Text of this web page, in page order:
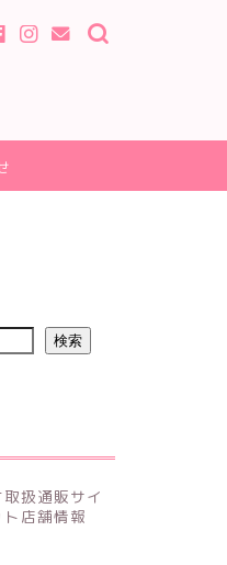
検索
扱通販サイ
店舗情報